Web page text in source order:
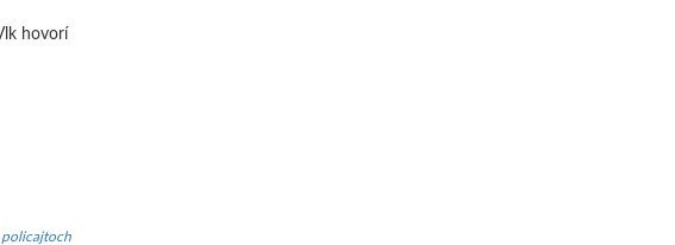
hovorí
policajtoch